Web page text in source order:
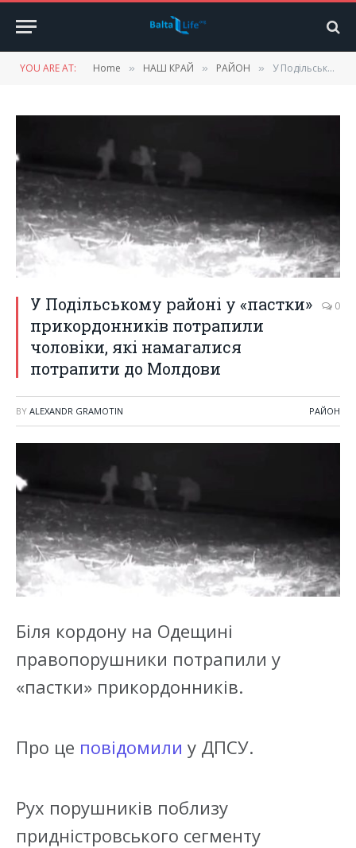
YOU ARE AT: Home » НАШ КРАЙ » РАЙОН » У Подільському районі у «пастки» прикордонників потрапили чоловіки, які намагалися потрапити до Молдови
У Подільському районі у «пастки»
прикордонників потрапили
чоловіки, які намагалися
потрапити до Молдови
0
BY ALEXANDR GRAMOTIN РАЙОН
Біля кордону на Одещині
правопорушники потрапили у
«пастки» прикордонників.
Про це повідомили у ДПСУ.
Рух порушників поблизу
придністровського сегменту